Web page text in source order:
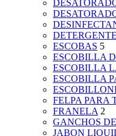
ESCOBAS 5
ESCOBILLA
ESCOBILLA
ESCOBILLA
FELPA PARA
FRANELA 2
GANCHOS
JABON